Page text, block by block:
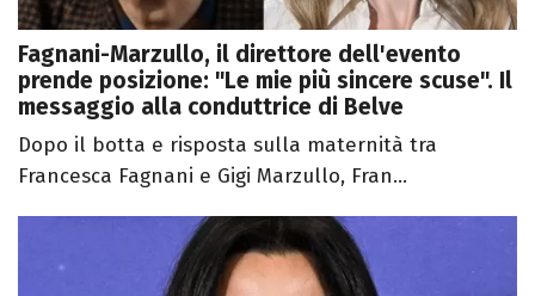
Fagnani-Marzullo, il direttore dell'evento
prende posizione: "Le mie più sincere scuse". Il
messaggio alla conduttrice di Belve
Dopo il botta e risposta sulla maternità tra
Francesca Fagnani e Gigi Marzullo, Fran...